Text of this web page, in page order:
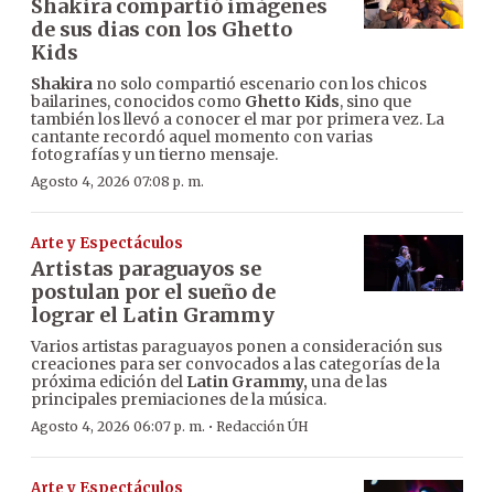
Shakira compartió imágenes
de sus dias con los Ghetto
Kids
Shakira no solo compartió escenario con los chicos
bailarines, conocidos como Ghetto Kids, sino que
también los llevó a conocer el mar por primera vez. La
cantante recordó aquel momento con varias
fotografías y un tierno mensaje.
Agosto 4, 2026 07:08 p. m.
Arte y Espectáculos
Artistas paraguayos se
postulan por el sueño de
lograr el Latin Grammy
Varios artistas paraguayos ponen a consideración sus
creaciones para ser convocados a las categorías de la
próxima edición del Latin Grammy, una de las
principales premiaciones de la música.
Agosto 4, 2026 06:07 p. m. · Redacción ÚH